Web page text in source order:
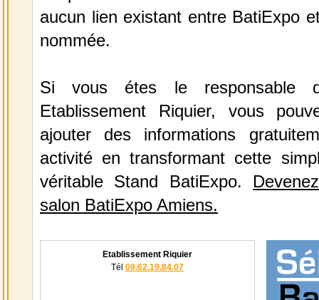
aucun lien existant entre BatiExpo
nommée.
Si vous étes le responsable
Etablissement Riquier, vous
ajouter des informations
activité en transformant cette
véritable Stand BatiExpo.
salon BatiExpo Amiens.
Etablissement Riquier
Tél 09.62.19.84.07